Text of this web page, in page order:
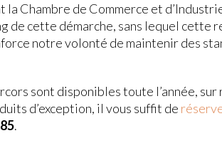
Chambre de Commerce et
de cette démarche, sans lequel cette
notre volonté de maintenir des
sont disponibles toute l’année,
d’exception, il vous suffit de
.